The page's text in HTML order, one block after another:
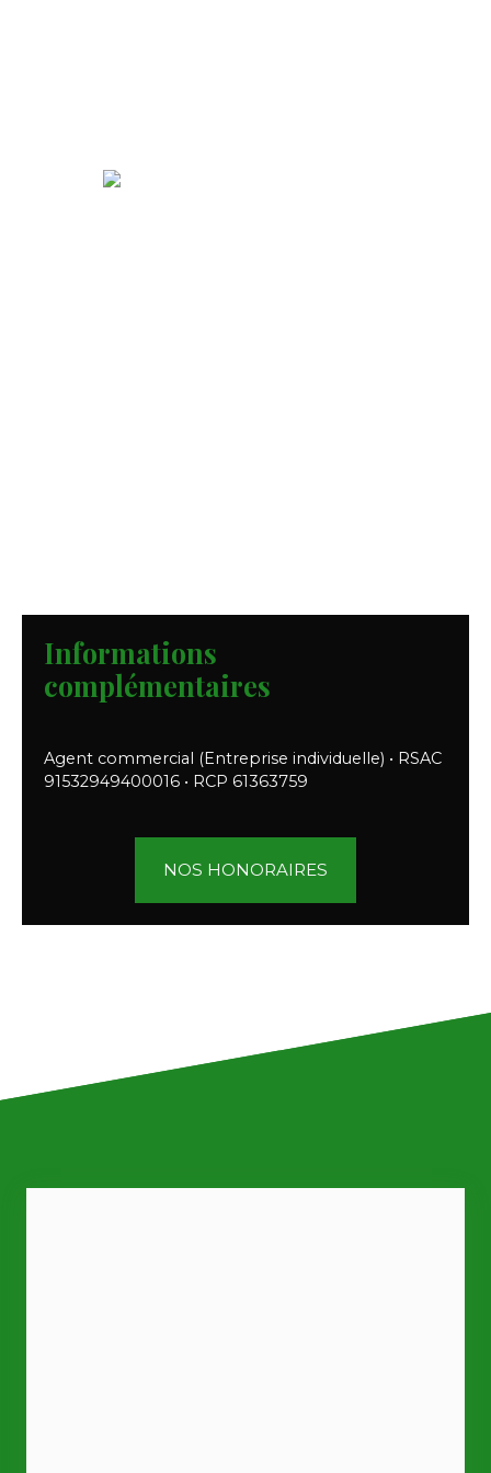
Informations
complémentaires
Agent commercial (Entreprise individuelle) • RSAC
91532949400016 • RCP 61363759
NOS HONORAIRES